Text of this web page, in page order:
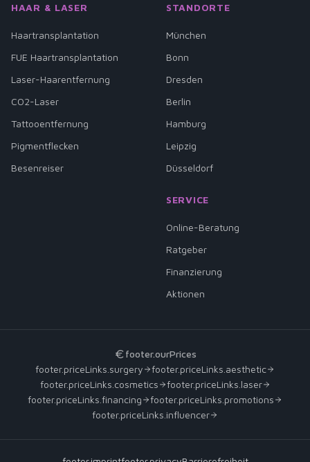
HAAR & LASER
Haartransplantation
FUE Haartransplantation
Laser-Haarentfernung
CO2-Laser
Tattooentfernung
Pigmentflecken
Besenreiser
STANDORTE
München
Bonn
Dresden
Berlin
Hamburg
Leipzig
Düsseldorf
SERVICE
Online-Beratung
Ratgeber
Finanzierung
Aktionen
footer.ourPrices
footer.priceLinks.surgery
footer.priceLinks.aesthetic
footer.priceLinks.cosmetics
footer.priceLinks.laser
footer.priceLinks.financing
footer.priceLinks.promotions
footer.priceLinks.influencer